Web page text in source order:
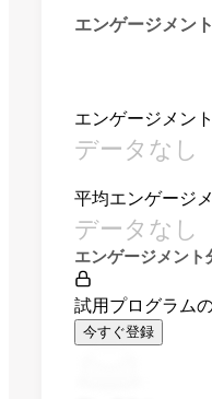
エンゲージメン
エンゲージメン
データなし
平均エンゲージ
データなし
エンゲージメン
試用プログラム
今すぐ登録